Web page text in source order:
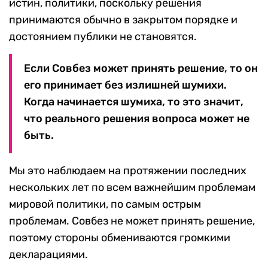
истин, политики, поскольку решения
принимаются обычно в закрытом порядке и
достоянием публики не становятся.
Если Совбез может принять решение, то он
его принимает без излишней шумихи.
Когда начинается шумиха, то это значит,
что реального решения вопроса может не
быть.
Мы это наблюдаем на протяжении последних
нескольких лет по всем важнейшим проблемам
мировой политики, по самым острым
проблемам. Совбез не может принять решение,
поэтому стороны обмениваются громкими
декларациями.